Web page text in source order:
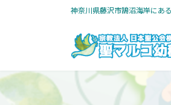
へ
ス
ョ
ン
神奈川県藤沢市鵠沼海岸にあ